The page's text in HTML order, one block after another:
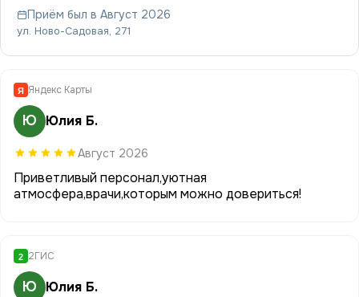
Приём был в Август 2026
ул. Ново-Садовая, 271
Я Яндекс Карты
Ю Юлия Б.
Август 2026
Приветливый персонал,уютная
атмосфера,врачи,которым можно довериться!
2 2ГИС
Ю Юлия Б.